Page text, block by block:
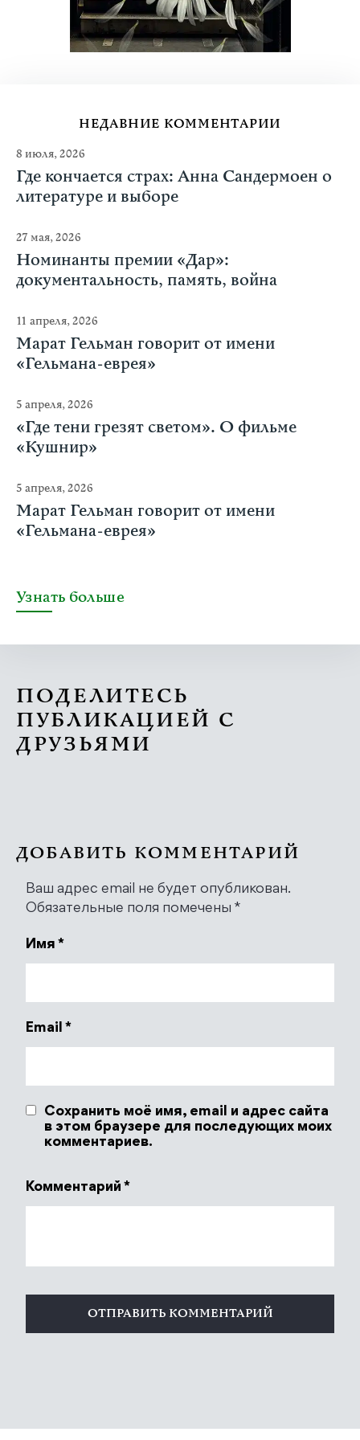
НЕДАВНИЕ КОММЕНТАРИИ
8 июля, 2026
Где кончается страх: Анна Сандермоен о
литературе и выборе
27 мая, 2026
Номинанты премии «Дар»:
документальность, память, война
11 апреля, 2026
Марат Гельман говорит от имени
«Гельмана-еврея»
5 апреля, 2026
«Где тени грезят светом». О фильме
«Кушнир»
5 апреля, 2026
Марат Гельман говорит от имени
«Гельмана-еврея»
Узнать больше
ПОДЕЛИТЕСЬ
ПУБЛИКАЦИЕЙ С
ДРУЗЬЯМИ
ДОБАВИТЬ КОММЕНТАРИЙ
Ваш адрес email не будет опубликован.
Обязательные поля помечены *
Имя *
Email *
Сохранить моё имя, email и адрес сайта
в этом браузере для последующих моих
комментариев.
Комментарий *